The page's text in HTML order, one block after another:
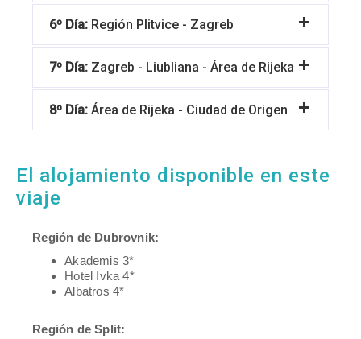
6º Día: Región Plitvice - Zagreb
7º Día: Zagreb - Liubliana - Área de Rijeka
8º Día: Área de Rijeka - Ciudad de Origen
El alojamiento disponible en este
viaje
Región de Dubrovnik:
Akademis 3*
Hotel Ivka 4*
Albatros 4*
Región de Split: